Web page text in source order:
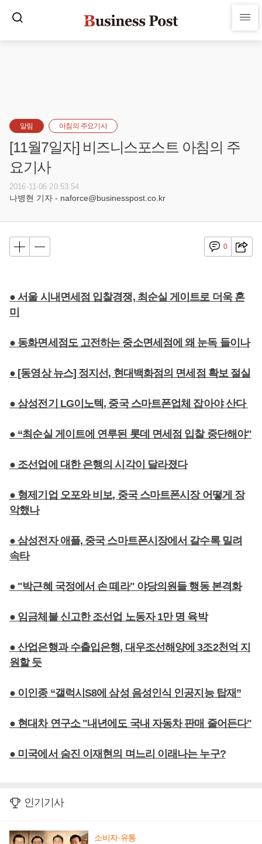
알림 아침의 주요기사
[11월7일자] 비즈니스포스트 아침의 주
요기사
2016-11-06 20:53:54
나병현 기자 - naforce@businesspost.co.kr
0
● 서울 시내면세점 입찰경쟁, 최순실 게이트로 더욱 혼
미
● 동화면세점도 고전하는 중소면세점에 왜 눈독 들이나
● [동영상 뉴스] 정지선, 현대백화점의 면세점 확보 절실
● 삼성전기 LG이노텍, 중국 스마트폰업체 잡아야 산다
● “최순실 게이트에 연루된 롯데 면세점 입찰 중단해야"
● 조선업에 대한 은행의 시각이 달라졌다
● 형제기업 오포와 비보, 중국 스마트폰시장 어떻게 장
악했나
● 삼성전자 애플, 중국 스마트폰시장에서 갈수록 밀려
속타
● "박근혜 국정에서 손 떼라" 야당의원들 행동 본격화
● 임금체불 신고한 조선업 노동자 1만 명 육박
● 산업은행과 수출입은행, 대우조선해양에 3조2천억 지
원할 듯
● 이인종 “갤럭시S8에 삼성 음성인식 인공지능 탑재”
● 현대차 연구소 "내년에도 국내 자동차 판매 줄어든다"
● 미국에서 숨진 이재현의 며느리 이래나는 누구?
인기기사
소비자·유통